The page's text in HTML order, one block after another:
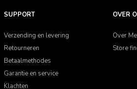
SUPPORT
Verzending en levering
Retourneren
Betaalmethodes
Garantie en service
Klachten
OVER
Over
Store